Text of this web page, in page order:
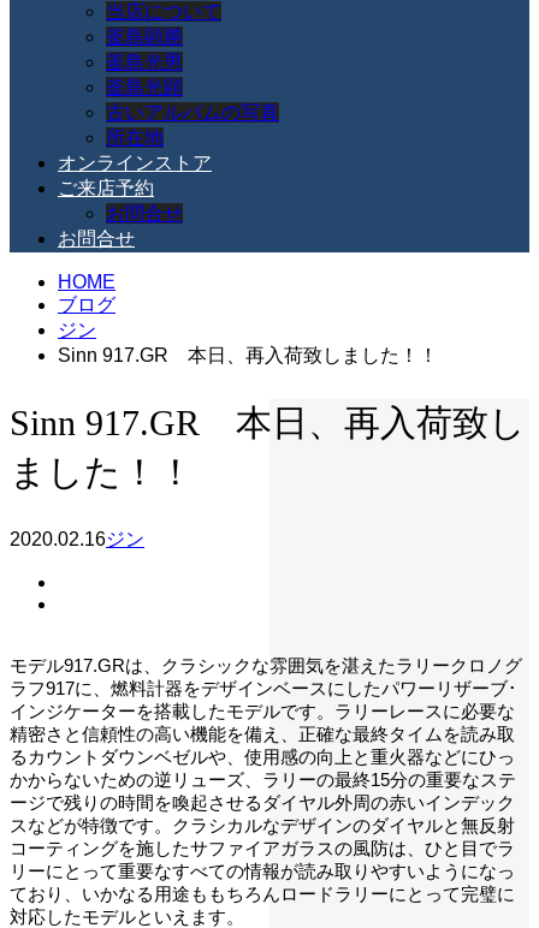
当店について
釜島顕勝
釜島光男
釜島光顕
古いアルバムの写真
所在地
オンラインストア
ご来店予約
お問合せ
お問合せ
HOME
ブログ
ジン
Sinn 917.GR 本日、再入荷致しました！！
Sinn 917.GR 本日、再入荷致し
ました！！
2020.02.16ジン
モデル917.GRは、クラシックな雰囲気を湛えたラリークロノグ
ラフ917に、燃料計器をデザインベースにしたパワーリザーブ･
インジケーターを搭載したモデルです。ラリーレースに必要な
精密さと信頼性の高い機能を備え、正確な最終タイムを読み取
るカウントダウンベゼルや、使用感の向上と重火器などにひっ
かからないための逆リューズ、ラリーの最終15分の重要なステ
ージで残りの時間を喚起させるダイヤル外周の赤いインデック
スなどが特徴です。クラシカルなデザインのダイヤルと無反射
コーティングを施したサファイアガラスの風防は、ひと目でラ
リーにとって重要なすべての情報が読み取りやすいようになっ
ており、いかなる用途ももちろんロードラリーにとって完璧に
対応したモデルといえます。